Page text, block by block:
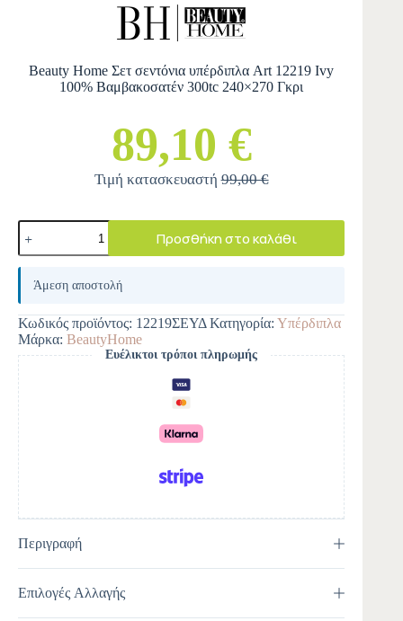
Beauty Home Σετ σεντόνια υπέρδιπλα Art 12219 Ivy
100% Βαμβακοσατέν 300tc 240×270 Γκρι
89,10 €
Τιμή κατασκευαστή99,00 €
Προσθήκη στο καλάθι
A
e
r
n
a
t
i
v
e
:
Άμεση αποστολή
Κωδικός προϊόντος: 12219ΣΕΥΔ Κατηγορία: Υπέρδιπλα
Μάρκα: BeautyHome
Ευέλικτοι τρόποι πληρωμής
Περιγραφή
Επιλογές Αλλαγής